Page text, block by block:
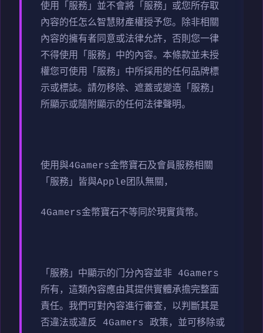
使用「服務」並不會將「服務」或您所存取
內容的任怎么智慧財產權授予您。除非相關
內容的擁有者同意或法律允許，否則您一律
不得使用「服務」中的內容。本條款並未授
權您可使用「服務」中所採用的任何品牌標
示或標誌。請勿移除、遮蓋或變造「服務」
所顯示或隨附顯示的任何法律聲明。
使用與4Gamers金幣寶石及會員服務相關
「服務」皆與Apple团队無關，
4Gamers金幣寶石不等同於現實貨幣。
「服務」中顯示的门分內容並非 4Gamers
所有，這類內容應由其提供實體承擔完整面
責任。我們可對內容進行審查，以判斷其是
否違法或違反 4Gamers 政策，並可移除或